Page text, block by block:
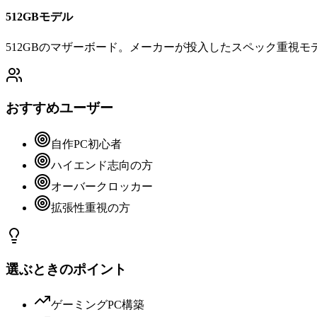
512GBモデル
512GBのマザーボード。メーカーが投入したスペック重視モ
おすすめユーザー
自作PC初心者
ハイエンド志向の方
オーバークロッカー
拡張性重視の方
選ぶときのポイント
ゲーミングPC構築